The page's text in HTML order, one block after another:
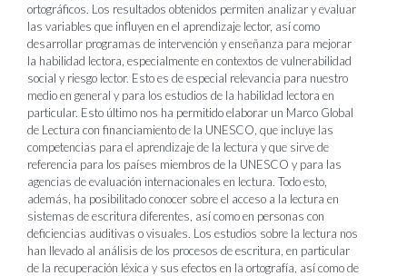
ortográficos. Los resultados obtenidos permiten analizar y evaluar
las variables que influyen en el aprendizaje lector, así como
desarrollar programas de intervención y enseñanza para mejorar
la habilidad lectora, especialmente en contextos de vulnerabilidad
social y riesgo lector. Esto es de especial relevancia para nuestro
medio en general y para los estudios de la habilidad lectora en
particular. Esto último nos ha permitido elaborar un Marco Global
de Lectura con financiamiento de la UNESCO, que incluye las
competencias para el aprendizaje de la lectura y que sirve de
referencia para los países miembros de la UNESCO y para las
agencias de evaluación internacionales en lectura. Todo esto,
además, ha posibilitado conocer sobre el acceso a la lectura en
sistemas de escritura diferentes, así como en personas con
deficiencias auditivas o visuales. Los estudios sobre la lectura nos
han llevado al análisis de los procesos de escritura, en particular
de la recuperación léxica y sus efectos en la ortografía, así como de